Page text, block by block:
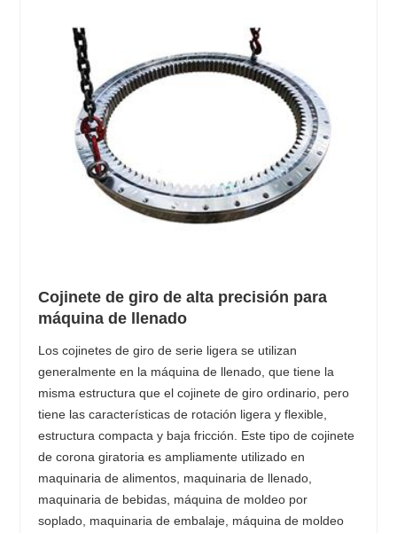
Cojinete de giro de alta precisión para
máquina de llenado
Los cojinetes de giro de serie ligera se utilizan
generalmente en la máquina de llenado, que tiene la
misma estructura que el cojinete de giro ordinario, pero
tiene las características de rotación ligera y flexible,
estructura compacta y baja fricción. Este tipo de cojinete
de corona giratoria es ampliamente utilizado en
maquinaria de alimentos, maquinaria de llenado,
maquinaria de bebidas, máquina de moldeo por
soplado, maquinaria de embalaje, máquina de moldeo